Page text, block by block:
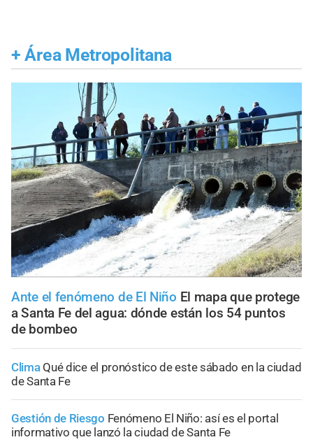
+ Área Metropolitana
Ante el fenómeno de El Niño El mapa que protege
a Santa Fe del agua: dónde están los 54 puntos
de bombeo
Clima Qué dice el pronóstico de este sábado en la ciudad
de Santa Fe
Gestión de Riesgo Fenómeno El Niño: así es el portal
informativo que lanzó la ciudad de Santa Fe